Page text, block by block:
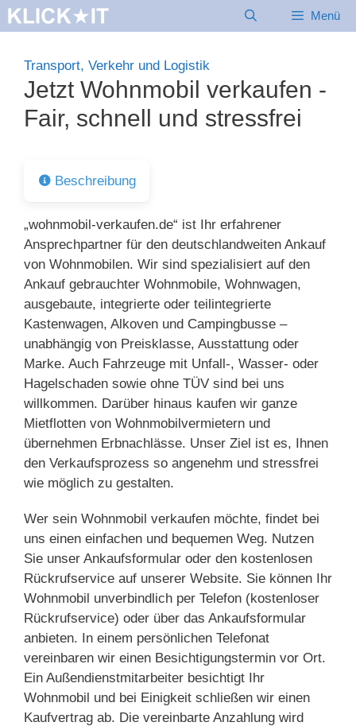
Zum
Inhalt
Menü
Transport, Verkehr und Logistik
Jetzt Wohnmobil verkaufen -
Fair, schnell und stressfrei
Beschreibung
„wohnmobil-verkaufen.de“ ist Ihr erfahrener
Ansprechpartner für den deutschlandweiten Ankauf
von Wohnmobilen. Wir sind spezialisiert auf den
Ankauf gebrauchter Wohnmobile, Wohnwagen,
ausgebaute, integrierte oder teilintegrierte
Kastenwagen, Alkoven und Campingbusse –
unabhängig von Preisklasse, Ausstattung oder
Marke. Auch Fahrzeuge mit Unfall-, Wasser- oder
Hagelschaden sowie ohne TÜV sind bei uns
willkommen. Darüber hinaus kaufen wir ganze
Mietflotten von Wohnmobilvermietern und
übernehmen Erbnachlässe. Unser Ziel ist es, Ihnen
den Verkaufsprozess so angenehm und stressfrei
wie möglich zu gestalten.
Wer sein Wohnmobil verkaufen möchte, findet bei
uns einen einfachen und bequemen Weg. Nutzen
Sie unser Ankaufsformular oder den kostenlosen
Rückrufservice auf unserer Website. Sie können Ihr
Wohnmobil unverbindlich per Telefon (kostenloser
Rückrufservice) oder über das Ankaufsformular
anbieten. In einem persönlichen Telefonat
vereinbaren wir einen Besichtigungstermin vor Ort.
Ein Außendienstmitarbeiter besichtigt Ihr
Wohnmobil und bei Einigkeit schließen wir einen
Kaufvertrag ab. Die vereinbarte Anzahlung wird